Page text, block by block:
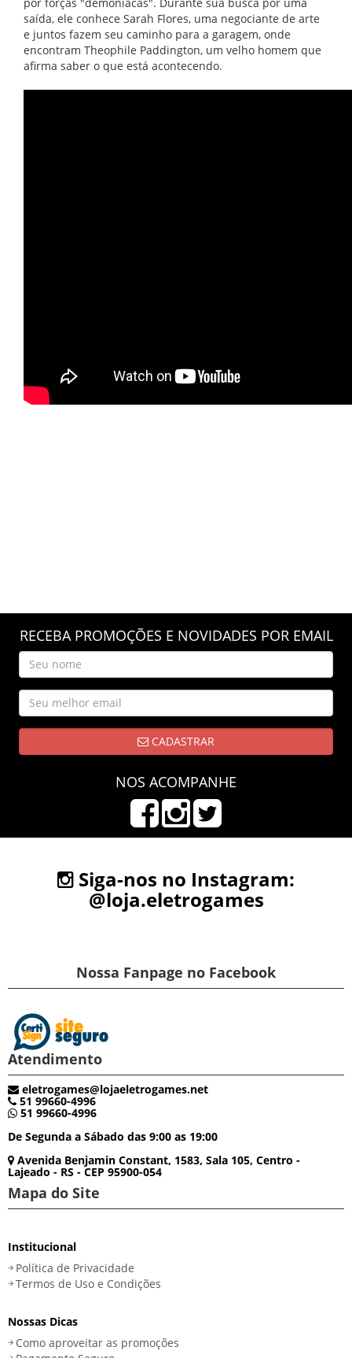
saída, ele conhece Sarah Flores, uma negociante de arte
e juntos fazem seu caminho para a garagem, onde
encontram Theophile Paddington, um velho homem que
afirma saber o que está acontecendo.
RECEBA PROMOÇÕES E NOVIDADES POR EMAIL
CADASTRAR
NOS ACOMPANHE
Siga-nos no Instagram:
@loja.eletrogames
Nossa Fanpage no Facebook
Atendimento
eletrogames@lojaeletrogames.net
51 99660-4996
51 99660-4996
De Segunda a Sábado das 9:00 as 19:00
Avenida Benjamin Constant, 1583, Sala 105, Centro -
Lajeado - RS - CEP 95900-054
Mapa do Site
Institucional
Política de Privacidade
Termos de Uso e Condições
Nossas Dicas
Como aproveitar as promoções